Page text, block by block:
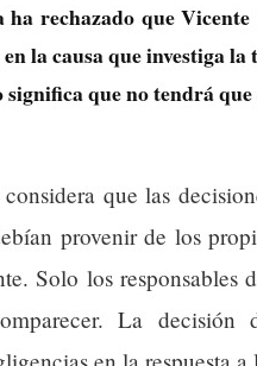
rechazado que
la causa que investiga
que no tendrá
que las
provenir de los
Solo los responsables
La